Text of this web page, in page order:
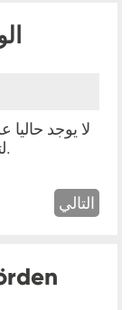
لا يوجد
لتكون على علم بالمناقصات الجديدة.
التالي